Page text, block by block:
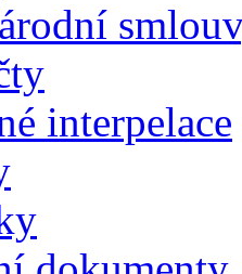
interpelace